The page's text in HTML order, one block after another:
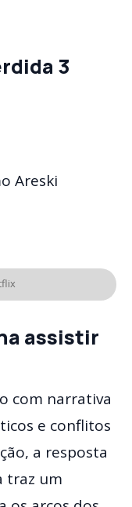
3
Areski
assistir
com narrativa
e conflitos
a resposta
traz um